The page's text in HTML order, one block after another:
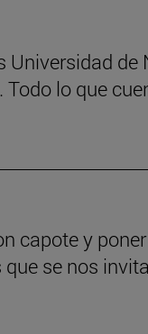
Universidad
lo que
capote y
se nos